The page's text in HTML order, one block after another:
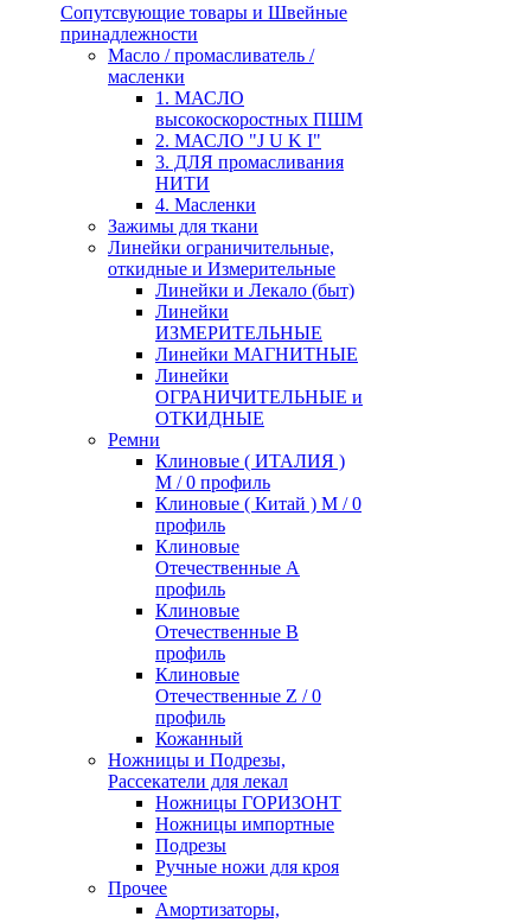
Сопутсвующие товары и Швейные
принадлежности
Масло / промасливатель /
масленки
1. МАСЛО
высокоскоростных ПШМ
2. МАСЛО "J U K I"
3. ДЛЯ промасливания
НИТИ
4. Масленки
Зажимы для ткани
Линейки ограничительные,
откидные и Измерительные
Линейки и Лекало (быт)
Линейки
ИЗМЕРИТЕЛЬНЫЕ
Линейки МАГНИТНЫЕ
Линейки
ОГРАНИЧИТЕЛЬНЫЕ и
ОТКИДНЫЕ
Ремни
Клиновые ( ИТАЛИЯ )
М / 0 профиль
Клиновые ( Китай ) М / 0
профиль
Клиновые
Отечественные А
профиль
Клиновые
Отечественные В
профиль
Клиновые
Отечественные Z / 0
профиль
Кожанный
Ножницы и Подрезы,
Рассекатели для лекал
Ножницы ГОРИЗОНТ
Ножницы импортные
Подрезы
Ручные ножи для кроя
Прочее
Амортизаторы,